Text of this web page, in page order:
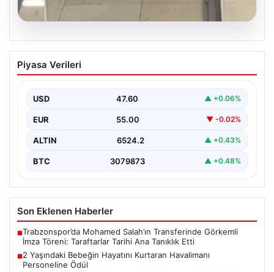
2 Yaşındaki Bebeğin Hayatını Kurtaran
Havalimanı Personeline Ödül
bir olayda, 2 yaşındaki Liam isimli bir çocuğun…
Piyasa Verileri
USD 47.60 ▲ +0.06%
EUR 55.00 ▼ -0.02%
ALTIN 6524.2 ▲ +0.43%
BTC 3079873 ▲ +0.48%
Son Eklenen Haberler
■Trabzonspor’da Mohamed Salah’ın Transferinde Görkemli
İmza Töreni: Taraftarlar Tarihi Ana Tanıklık Etti
■2 Yaşındaki Bebeğin Hayatını Kurtaran Havalimanı
Personeline Ödül